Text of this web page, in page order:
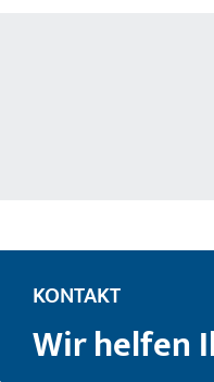
KONTAKT
Wir helfen